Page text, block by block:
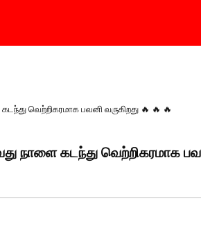
வெற்றிகரமாக பவனி வருகிறது 🔥 🔥 🔥
நாளை கடந்து வெற்றிகரமாக